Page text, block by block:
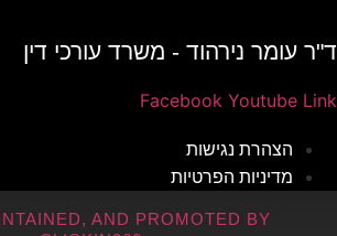
ד"ר עומר נירהוד - משרד עורכי דין
Facebook Youtube Link
הצהרת נגישות
מדיניות הפרטיות
AND PROMOTED BY